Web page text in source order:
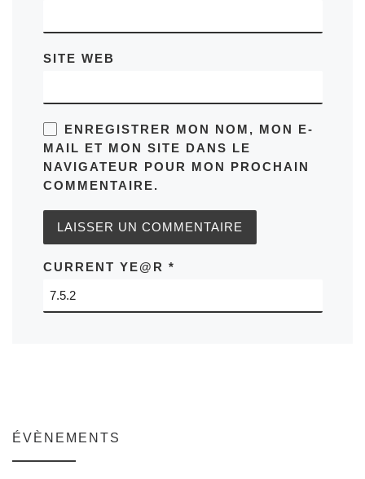
SITE WEB
ENREGISTRER MON NOM, MON E-
MAIL ET MON SITE DANS LE
NAVIGATEUR POUR MON PROCHAIN
COMMENTAIRE.
CURRENT YE@R *
ÉVÈNEMENTS